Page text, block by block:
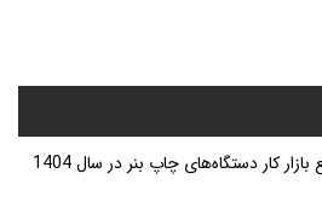
چاپ بنر در سال 1404